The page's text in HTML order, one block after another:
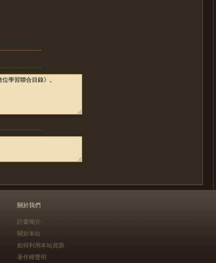
關於我們
計畫簡介
關於本站
如何利用本站資源
著作權聲明